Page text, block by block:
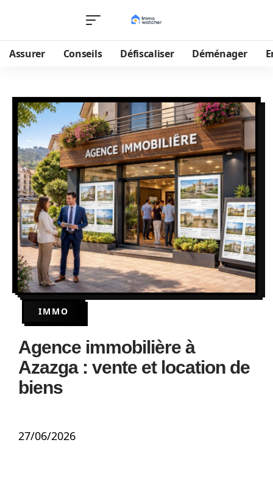
Assurer Conseils Défiscaliser Déménager
IMMO
Agence immobilière à
Azazga : vente et location de
biens
27/06/2026